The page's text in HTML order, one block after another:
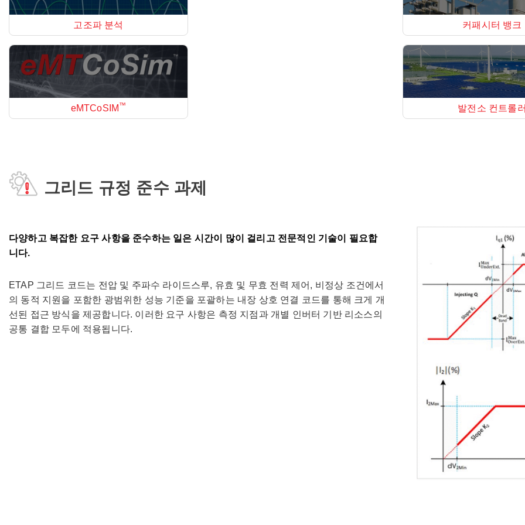
고조파 분석
eMTCoSIM ™
커패시터 뱅크
발전소 컨트롤
그리드 규정 준수 과제
다양하고 복잡한 요구 사항을 준수하는 일은 시간이 많이 걸리고 전문적인 기술이 필요합
니다.
ETAP 그리드 코드는 전압 및 주파수 라이드스루, 유효 및 무효 전력 제어, 비정상 조건에서
의 동적 지원을 포함한 광범위한 성능 기준을 포괄하는 내장 상호 연결 코드를 통해 크게 개
선된 접근 방식을 제공합니다. 이러한 요구 사항은 측정 지점과 개별 인버터 기반 리소스의
공통 결합 모두에 적용됩니다.